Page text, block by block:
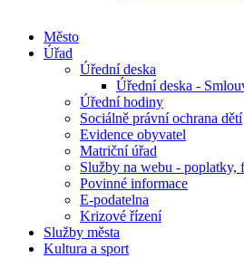
Město
Úřad
Úřední deska
Úřední deska -
Úřední hodiny
Sociálně právní ochrana dětí
Evidence obyvatel
Matriční úřad
Služby na webu - poplatky,
Povinné informace
E-podatelna
Krizové řízení
Služby města
Kultura a sport